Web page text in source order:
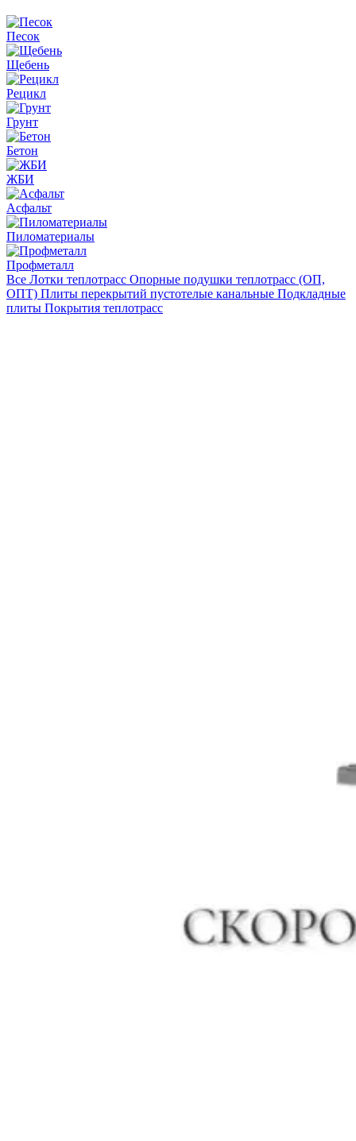
Песок
Щебень
Рецикл
Грунт
Бетон
ЖБИ
Асфальт
Пиломатериалы
Профметалл
Все Лотки теплотрасс Опорные подушки теплотрасс (ОП,
ОПТ) Плиты перекрытий пустотелые канальные Подкладные
плиты Покрытия теплотрасс